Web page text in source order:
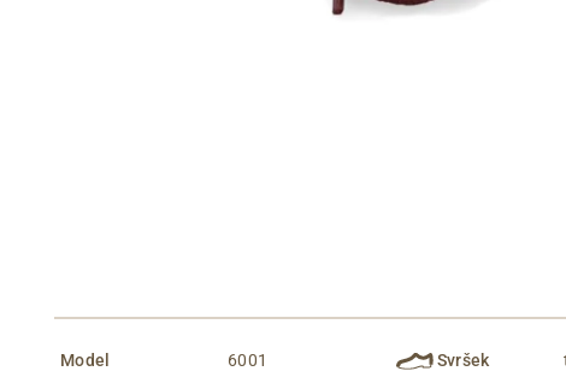
Model 6001 Svršek